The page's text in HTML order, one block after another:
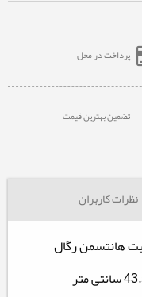
پرداخت در محل
تضمین بهترین قیمت
نظرات کاربران